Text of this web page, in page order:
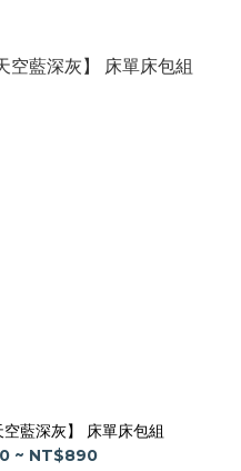
藍深灰】 床單床包組
~ NT$890